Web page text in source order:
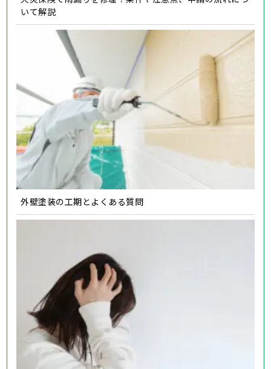
いて解説
外壁塗装の工期とよくある質問